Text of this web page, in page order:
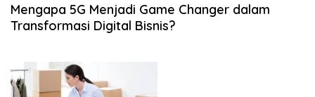
Mengapa 5G Menjadi Game Changer dalam
Transformasi Digital Bisnis?